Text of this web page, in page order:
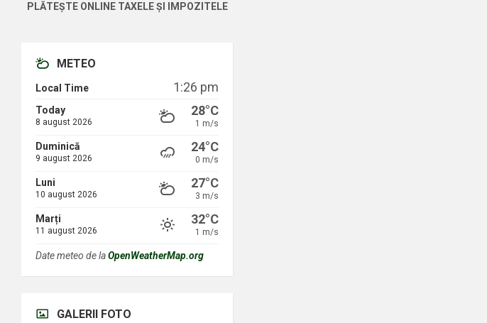
PLĂTEȘTE ONLINE TAXELE ȘI IMPOZITELE
METEO
Local Time 1:26 pm
Today
8 august 2026
28°C
1 m/s
Duminică
9 august 2026
24°C
0 m/s
Luni
10 august 2026
27°C
3 m/s
Marți
11 august 2026
32°C
1 m/s
Date meteo de laOpenWeatherMap.org
GALERII FOTO